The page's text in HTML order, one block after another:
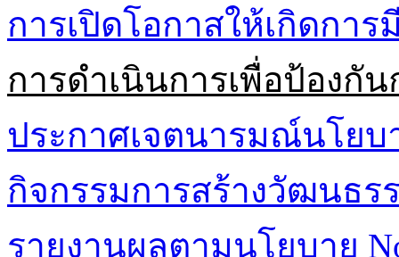
การเปิดโอกาสให้เกิดกา
การดำเนินการเพื่อป้องกั
ประกาศเจตนารมณ์นโยบ
กิจกรรมการสร้างวัฒนธร
รายงานผลตามนโยบาย